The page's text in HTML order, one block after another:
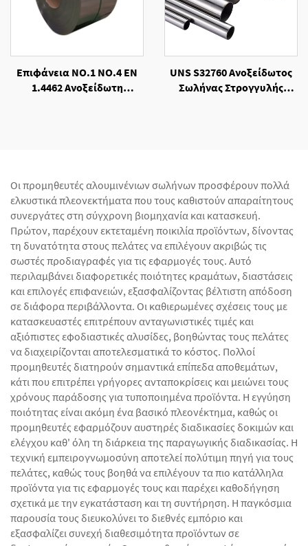
Επιφάνεια NO.1 NO.4 EN
1.4462 Ανοξείδωτη
UNS S32760 Ανοξείδωτος
Σωλήνας Στρογγυλής
Οι προμηθευτές αλουμινένιων σωλήνων προσφέρουν πολλά
ελκυστικά πλεονεκτήματα που τους καθιστούν απαραίτητους
συνεργάτες στη σύγχρονη βιομηχανία και κατασκευή.
Πρώτον, παρέχουν εκτεταμένη ποικιλία προϊόντων, δίνοντας
τη δυνατότητα στους πελάτες να επιλέγουν ακριβώς τις
σωστές προδιαγραφές για τις εφαρμογές τους. Αυτό
περιλαμβάνει διαφορετικές ποιότητες κραμάτων, διαστάσεις
και επιλογές επιφανειών, εξασφαλίζοντας βέλτιστη απόδοση
σε διάφορα περιβάλλοντα. Οι καθιερωμένες σχέσεις τους με
κατασκευαστές επιτρέπουν ανταγωνιστικές τιμές και
αξιόπιστες εφοδιαστικές αλυσίδες, βοηθώντας τους πελάτες
να διαχειρίζονται αποτελεσματικά το κόστος. Πολλοί
προμηθευτές διατηρούν σημαντικά επίπεδα αποθεμάτων,
κάτι που επιτρέπει γρήγορες ανταποκρίσεις και μειώνει τους
χρόνους παράδοσης για τυποποιημένα προϊόντα. Η εγγύηση
ποιότητας είναι ακόμη ένα βασικό πλεονέκτημα, καθώς οι
προμηθευτές εφαρμόζουν αυστηρές διαδικασίες δοκιμών και
ελέγχου καθ' όλη τη διάρκεια της παραγωγικής διαδικασίας. Η
τεχνική εμπειρογνωμοσύνη αποτελεί πολύτιμη πηγή για τους
πελάτες, καθώς τους βοηθά να επιλέγουν τα πιο κατάλληλα
προϊόντα για τις εφαρμογές τους και παρέχει καθοδήγηση
σχετικά με την εγκατάσταση και τη συντήρηση. Η παγκόσμια
παρουσία τους διευκολύνει το διεθνές εμπόριο και
εξασφαλίζει συνεχή διαθεσιμότητα προϊόντων σε